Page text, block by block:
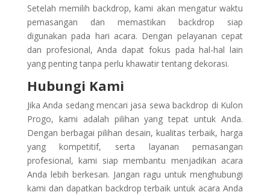
Setelah memilih backdrop, kami akan mengatur waktu
pemasangan dan memastikan backdrop siap
digunakan pada hari acara. Dengan pelayanan cepat
dan profesional, Anda dapat fokus pada hal-hal lain
yang penting tanpa perlu khawatir tentang dekorasi.
Hubungi Kami
Jika Anda sedang mencari jasa sewa backdrop di Kulon
Progo, kami adalah pilihan yang tepat untuk Anda.
Dengan berbagai pilihan desain, kualitas terbaik, harga
yang kompetitif, serta layanan pemasangan
profesional, kami siap membantu menjadikan acara
Anda lebih berkesan. Jangan ragu untuk menghubungi
kami dan dapatkan backdrop terbaik untuk acara Anda